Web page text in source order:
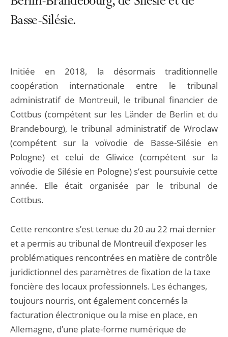
Basse-Silésie.
Initiée en 2018, la désormais traditionnelle
coopération internationale entre le tribunal
administratif de Montreuil, le tribunal financier de
Cottbus (compétent sur les Länder de Berlin et du
Brandebourg), le tribunal administratif de Wroclaw
(compétent sur la voïvodie de Basse-Silésie en
Pologne) et celui de Gliwice (compétent sur la
voïvodie de Silésie en Pologne) s’est poursuivie cette
année. Elle était organisée par le tribunal de
Cottbus.
Cette rencontre s’est tenue du 20 au 22 mai dernier
et a permis au tribunal de Montreuil d’exposer les
problématiques rencontrées en matière de contrôle
juridictionnel des paramètres de fixation de la taxe
foncière des locaux professionnels. Les échanges,
toujours nourris, ont également concernés la
facturation électronique ou la mise en place, en
Allemagne, d’une plate-forme numérique de